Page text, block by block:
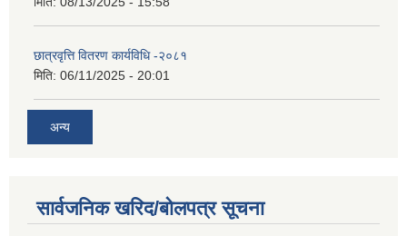
छात्रवृत्ति वितरण कार्यविधि -२०८१
मिति: 06/11/2025 - 20:01
अन्य
सार्वजनिक खरिद/बोलपत्र सूचना